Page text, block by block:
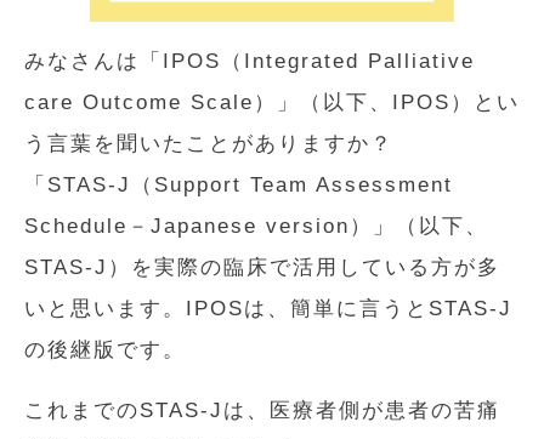
みなさんは「IPOS（Integrated Palliative
care Outcome Scale）」（以下、IPOS）とい
う言葉を聞いたことがありますか？
「STAS-J（Support Team Assessment
Schedule－Japanese version）」（以下、
STAS-J）を実際の臨床で活用している方が多
いと思います。IPOSは、簡単に言うとSTAS-J
の後継版です。
これまでのSTAS-Jは、医療者側が患者の苦痛